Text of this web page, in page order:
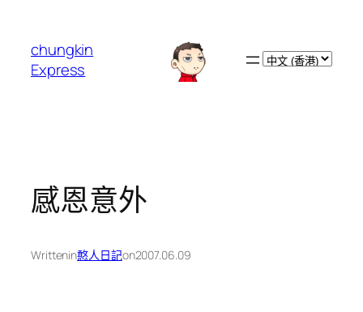
chungkin
Express
Choose
感恩意外
Writtenin憨人日記on2007.06.09